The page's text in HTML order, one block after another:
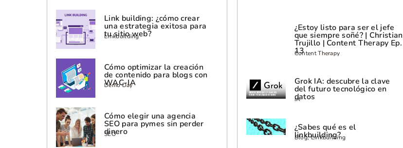
Link building: ¿cómo crear
una estrategia exitosa para
tu sitio web?
Linkbuilding
Cómo optimizar la creación
de contenido para blogs con
WAC-IA
Demo Day
Cómo elegir una agencia
SEO para pymes sin perder
dinero
SEO
¿Estoy listo para ser el jefe
que siempre soñé? | Christian
Trujillo | Content Therapy Ep.
13
Content Therapy
Grok IA: descubre la clave
del futuro tecnológico en
datos
IA
¿Sabes qué es el
linkbuilding?
Blog, Linkbuilding